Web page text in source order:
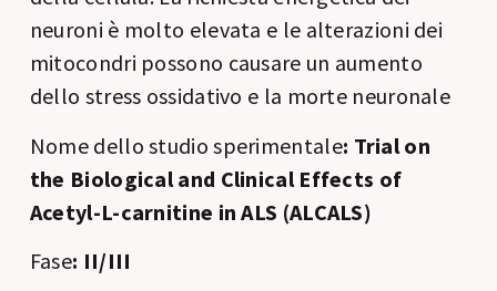
neuroni è molto elevata e le alterazioni dei
mitocondri possono causare un aumento
dello stress ossidativo e la morte neuronale
Nome dello studio sperimentale: Trial on
the Biological and Clinical Effects of
Acetyl-L-carnitine in ALS (ALCALS)
Fase: II/III